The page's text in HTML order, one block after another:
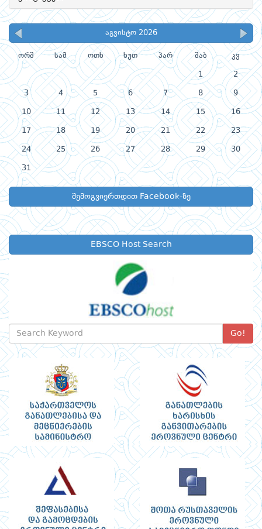
აგვისტო 2026
ორშ სამ ოთხ ხუთ პარ შაბ კვ
1 2
3 4 5 6 7 8 9
10 11 12 13 14 15 16
17 18 19 20 21 22 23
24 25 26 27 28 29 30
31
შემოგვიერთდით Facebook-ზე
EBSCO Host Search
Go!